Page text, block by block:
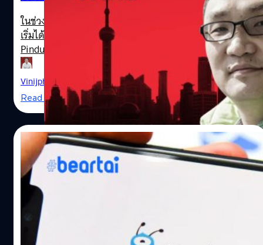
ก่อนหน้านี้ มหาเศรษฐีชาวจีน วัย 56 ปี เจ้าของธุรกิจ
อีคอมเมิร์ซ Alibaba และ Ant Group…
ในช่วงไม่กี่ปีมานี้ ชื่อของนักธุรกิจชาวจีนอย่าง Colin Huang
เริ่มได้รับความสนใจมากขึ้น เขาก่อตั้งบริษัท e-Commerce ชื่อ
Pinduoduo (อ่านว่า พินตัวตัว) ขึ้นมาได้เพียง 5 ปี และประสบ
ความสำเร็จอย่างก้าวกระโดดด้วยการทำให้มูลค่าของบริษัท
เพิ่มขึ้นถึง 3 เท่าภายในปีเดียว (คิดเป็นเงินไทยราว 6.6 ล้าน
ล้านบาท) จนปัจจุบันเขาถือครองสินทรัพย์รวมคิดเป็นเงินไทย
ราว 2 ล้านล้านบาทมากกว่า Jack Ma เจ้าพ่อ Alibaba ไปแล้ว
เรียบร้อย Colin Huang นำคอนเซปต์ของ “Group Buying”
หรือรวมกันซื้อ โดยให้ผู้ใช้งานในชุมชนหรือเพื่อน ๆ รวมกันซื้อ
ของผ่านแพลตฟอร์ม และส่งคำสั่งตรงไปยังร้านค้าหรือผู้ผลิต
สินค้า Pinduoduo จึงเปรียบเสมือนศูนย์รวมของร้านขายส่ง
และทำให้สินค้าบนแพลตฟอร์มมีราคาถูก นอกจากนั้น ก็ยัง
ทำการ “Gamified” หรือก็คือพัฒนาให้แพลตฟอร์ม e-
Commerce มีความเป็นเกม ทั้งการเล่นเกมชิงรางวัลพิเศษ
คูปองส่วนลดของแต่ละร้านค้า ซึ่งตอนนี้ทั้ง Lazada และ
Shopee ก็กำลังพัฒนา Gamified อยู่เช่นกัน…
Vinijphat Kanyapong| 2033 days ago
Read More
13/01/2021
รัฐบาลจีนอาจเข้าควบคุม Alibaba และ Ant
Group ของ แจ็ก หม่า
รัฐบาลจีนเร่งดำเนินการตรวจสอบ Alibaba และ Ant Group
ซึ่งอาจเป็นส่วนหนึ่งของแผนรวม Alibaba และ Ant Group เช้า
เป็นของจีน